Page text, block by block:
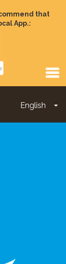
that
App.:
English